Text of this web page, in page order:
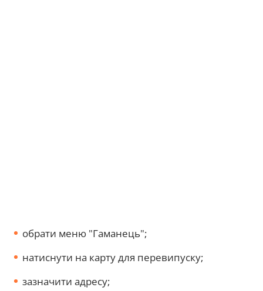
обрати меню "Гаманець";
натиснути на карту для перевипуску;
зазначити адресу;